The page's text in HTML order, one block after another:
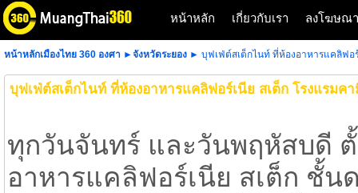
หน้าหลัก เกี่ยวกับเรา ลงโฆษณา
หน้าหลักเมืองไทย 360 องศา ►จังหวัดระยอง ► บุฟเฟ่ต์สเต็กไนท์ ที่ห้องอาหารแคลิฟอ
บุฟเฟ่ต์สเต็กไนท์ ที่ห้องอาหารแคลิฟอร์เนีย สเต็ก โรงแรมค
ทุกวันจันทร์ และวันพฤหัสบดี ตั้
อาหารแคลิฟอร์เนีย สเต็ก ชั้น